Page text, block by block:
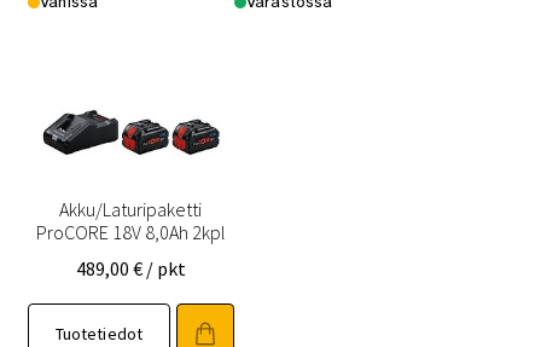
Akku/Laturipaketti
ProCORE 18V 8,0Ah 2kpl
489,00 € / pkt
Tuotetiedot